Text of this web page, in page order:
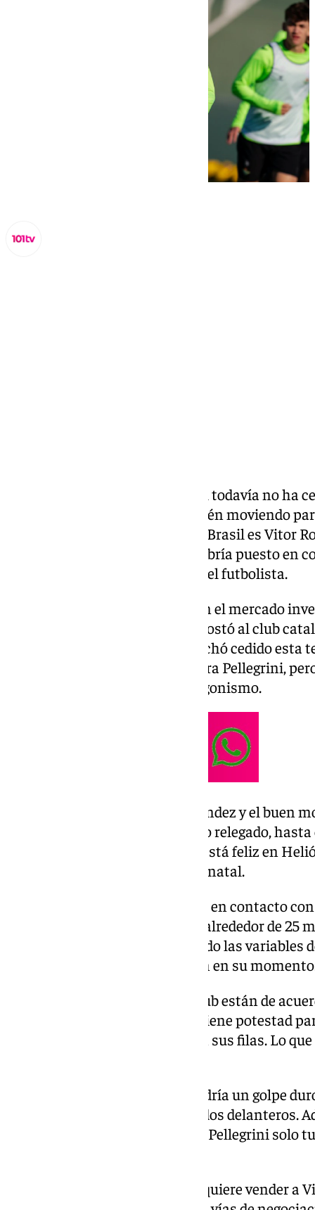
El mercado de fichajes en Brasil todavía no ha
clubes brasileños todavía se estén moviendo
jugador que interesa mucho en Brasil es Vitor
objetivo de Palmeiras, que se habría puesto en
para hacerse con los servicios del futbolista.
Vitor Roque llegó a Barcelona en el mercado
millones de euros fue lo que le costó al club
rendimiento esperado y se marchó cedido esta
futbolista empezó contando para Pellegrini,
encuentros ha perdido el protagonismo.
Con la llegada del Cucho Hernández y el buen
el rol del ariete brasileño ha sido relegado,
para el chileno. Aunque Roque está feliz en
malos ojos un regreso a su país natal.
Palmeiras, que se habría puesto en contacto
a ofrecer una oferta de compra alrededor de 25
culés, que al no haberse cumplido las variables
cercana a la que desembolsaron en su
Aunque parece que jugador y club están de
Real Betis. El club verdiblanco tiene potestad
futbolista, ya que está cedido en sus filas. Lo
La marcha del brasileño supondría un golpe
tener disponibles únicamente dos delanteros.
en Conference, lo que haría que Pellegrini solo
Por lo tanto, si el FC Barcelona quiere vender a